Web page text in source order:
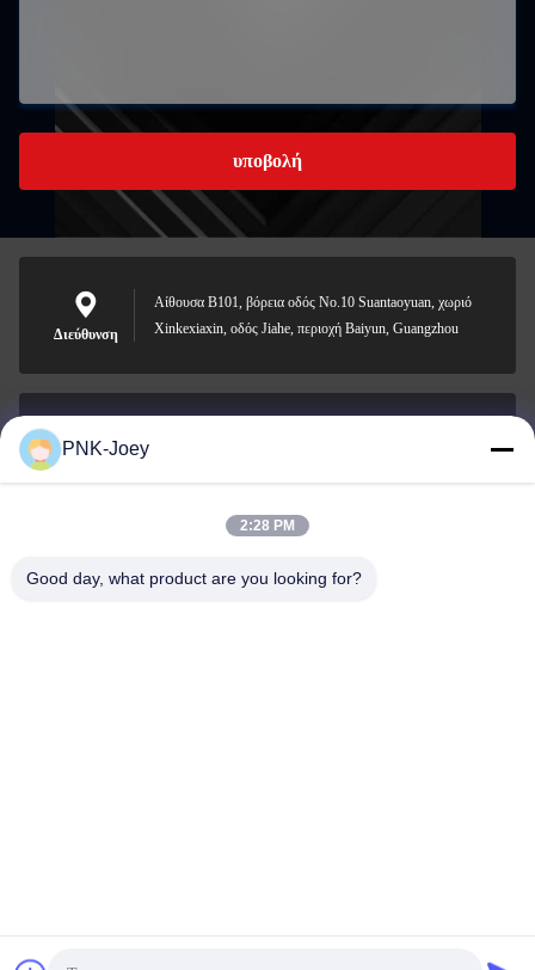
υποβολή
Διεύθυνση
Αίθουσα B101, βόρεια οδός No.10 Suantaoyuan, χωριό
Xinkexiaxin, οδός Jiahe, περιοχή Baiyun, Guangzhou
Ηλεκτρονικό
008613580404923
PNK-Joey
2:28 PM
Good day, what product are you looking for?